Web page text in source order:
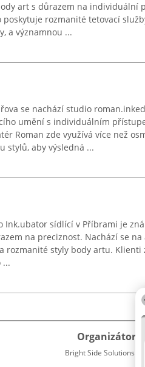
art s důrazem na individuální
rozmanité tetovací
a významnou ...
se nachází studio
umění s individuálním
Roman zde využívá více než
stylů, aby výsledná ...
Ink.ubator sídlící v Příbrami je
na preciznost. Nachází se na
rozmanité styly body artu. Klienti
...
Organizátor
Bright Side Solutions sp.